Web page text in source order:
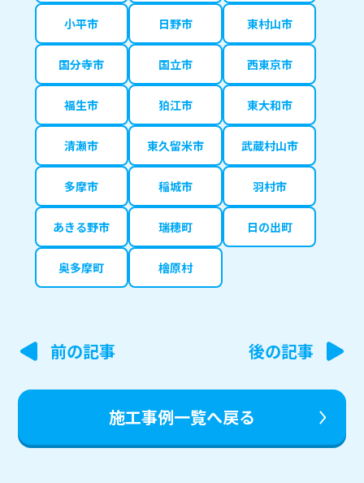
小平市 日野市 東村山市
国分寺市 国立市 西東京市
福生市 狛江市 東大和市
清瀬市 東久留米市 武蔵村山市
多摩市 稲城市 羽村市
あきる野市 瑞穂町 日の出町
奥多摩町 檜原村
投
ナ
ビ
前の記事 後の記事
施工事例一覧へ戻る